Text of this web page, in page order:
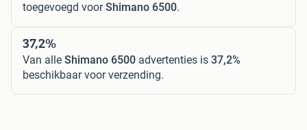
toegevoegd voorShimano 6500.
37,2%
Van alle Shimano 6500 advertenties is 37,2%
beschikbaar voor verzending.